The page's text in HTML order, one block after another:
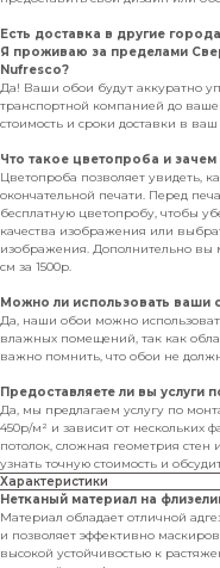
Есть доставка в другие
Я проживаю за пределами
Nufresco?
Да! Ваши обои будут аккуратно
транспортной компанией до
стоимость и сроки доставки в
Что такое цветопроба и
Цветопроба позволяет увидеть,
окончательной печати. Перед
бесплатную цветопробу, чтобы
качества изображения или
изображения. Дополнительно вы
см за 1500р.
Можно ли использовать ваши
Да, наши обои можно
влажных помещений, так как
важно помнить, что обои не
Предоставляете ли вы услуги
Да, мы предлагаем услугу по
450р/м² и зависит от нескольких
потолок, сложная геометрия
узнать точную стоимость и
Характеристики
Нетканый материал на
Материал обладает отличной
и позволяет эффективно
высокой устойчивостью к